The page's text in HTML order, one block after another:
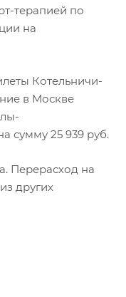
терапией по
на
Котельничи-
в Москве
сумму 25 939 руб.
Перерасход на
других